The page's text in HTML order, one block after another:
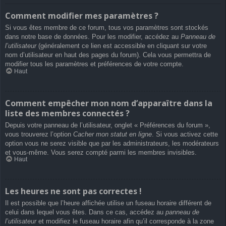
Comment modifier mes paramètres ?
Si vous êtes membre de ce forum, tous vos paramètres sont stockés
dans notre base de données. Pour les modifier, accédez au Panneau de
l’utilisateur(généralement ce lien est accessible en cliquant sur votre
nom d’utilisateur en haut des pages du forum). Cela vous permettra de
modifier tous les paramètres et préférences de votre compte.
Haut
Comment empêcher mon nom d’apparaître dans la
liste des membres connectés ?
Depuis votre panneau de l’utilisateur, onglet « Préférences du forum »,
vous trouverez l’option Cacher mon statut en ligne . Si vous activez cette
option vous ne serez visible que par les administrateurs, les modérateurs
et vous-même. Vous serez compté parmi les membres invisibles.
Haut
Les heures ne sont pas correctes !
Il est possible que l’heure affichée utilise un fuseau horaire différent de
celui dans lequel vous êtes. Dans ce cas, accédez au panneau de
l’utilisateuret modifiez le fuseau horaire afin qu’il corresponde à la zone